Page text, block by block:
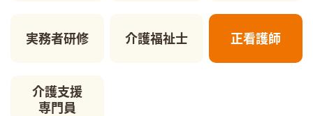
実務者研修 介護福祉士 正看護師
介護支援
専門員